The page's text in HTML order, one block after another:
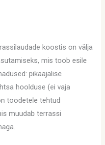
koostis on välja
mis toob esile
pikaajalise
hoolduse (ei vaja
toodetele tehtud
muudab terrassi